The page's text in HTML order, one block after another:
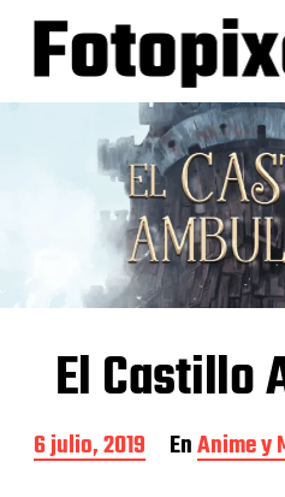
El Castillo
F
e
6 julio, 2019 EnAnime y